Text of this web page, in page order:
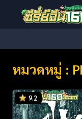
หมวดหมู่ :
9.2